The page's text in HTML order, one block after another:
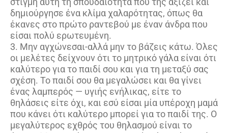
δημιούργησε ένα κλίμα χαλαρότητας, όπως θα
έκανες στο πρώτο ραντεβού με έναν άνδρα που
είσαι πολύ ερωτευμένη.
3. Μην αγχώνεσαι-αλλά μην το βάζεις κάτω. Όλες
οι μελέτες δείχνουν ότι το μητρικό γάλα είναι ότι
καλύτερο για το παιδί σου και για τη μεταξύ σας
σχέση. Το παιδί σου θα μεγαλώσει και θα γίνει
ένας λαμπερός — υγιής ενήλικας, είτε το
θηλάσεις είτε όχι, και εσύ είσαι μία υπέροχη μαμά
που κάνει ότι καλύτερο μπορεί για το παιδί της. Ο
μεγαλύτερος εχθρός του θηλασμού είναι το